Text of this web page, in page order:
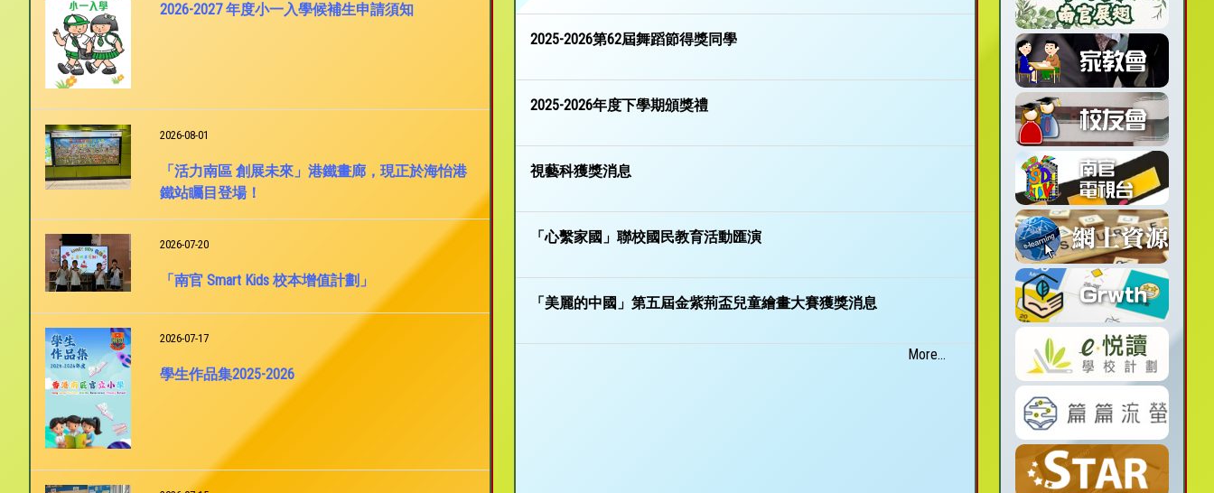
2026-2027 年度小一入學候補生申請須知
2026-08-01
「活力南區 創展未來」港鐵畫廊，現正於海怡港
鐵站矚目登場！
2026-07-20
「南官 Smart Kids 校本增值計劃」
2026-07-17
學生作品集2025-2026
2025-2026第62屆舞蹈節得獎同學
2025-2026年度下學期頒獎禮
視藝科獲獎消息
「心繫家國」聯校國民教育活動匯演
「美麗的中國」第五屆金紫荊盃兒童繪畫大賽獲獎消息
More...